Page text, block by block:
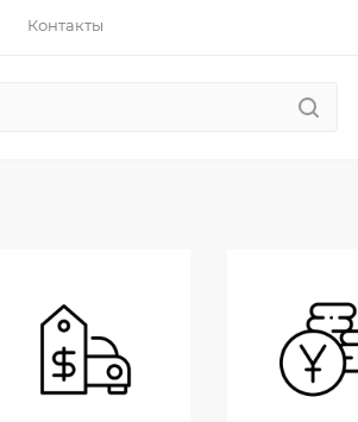
Контакты